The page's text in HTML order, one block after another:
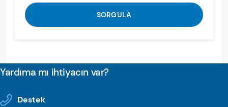
SORGULA
Yardıma mı ihtiyacın var?
Destek